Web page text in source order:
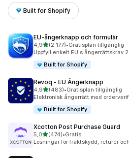
Built for Shopify
EU‑ångerknapp och formulär
4,9av 5 stjärnor
(2 177)
2177 recensioner totalt
•Gratisplan tillgänglig
Uppfyll enkelt EU:s ångerrättskrav
Built for Shopify
Revoq ‑ EU Ångerknapp
4,9av 5 stjärnor
(483)
483 recensioner totalt
•Gratisplan tillgänglig
Elektronisk ångerrätt med
Built for Shopify
Xcotton Post Purchase Guard
5,0av 5 stjärnor
(474)
474 recensioner totalt
•Gratis
Lösningar för fraktskydd, returer